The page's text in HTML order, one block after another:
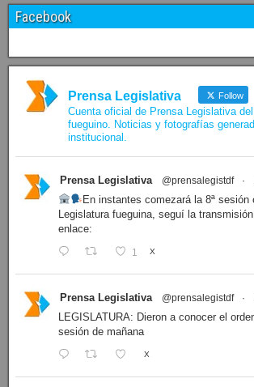
Facebook
Prensa Legislativa Follow
Cuenta oficial de Prensa Legislativa
fueguino. Noticias y fotografías
institucional.
Prensa Legislativa @prensalegistdf ·
En instantes comezará la 8ª sesión
Legislatura fueguina, seguí la
enlace:
1 X
Prensa Legislativa @prensalegistdf ·
LEGISLATURA: Dieron a conocer el
sesión de mañana
X